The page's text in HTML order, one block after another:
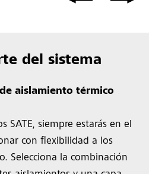
del sistema
aislamiento térmico
SATE, siempre estarás en el
con flexibilidad a los
Selecciona la combinación